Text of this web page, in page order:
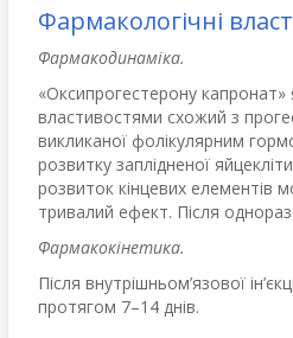
Фармакологічні
Фармакодинаміка.
«Оксипрогестерону
властивостями схожий з
викликаної фолікулярним
розвитку заплідненої
розвиток кінцевих елементів
тривалий ефект. Після
Фармакокінетика.
Після внутрішньом’язової
протягом 7–14 днів.